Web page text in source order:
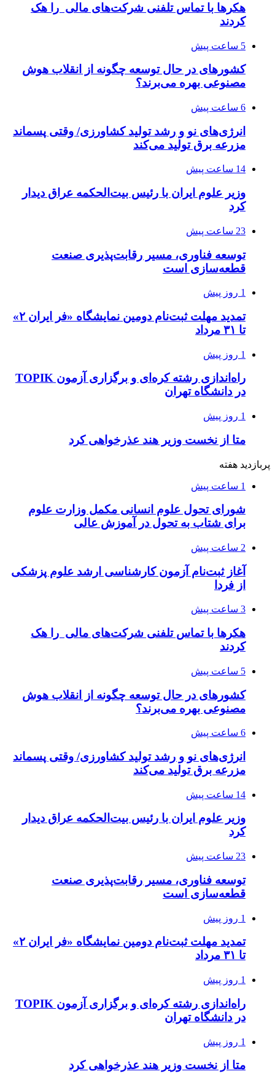
هکرها با تماس تلفنی شرکت‌های مالی را هک
کردند
5 ساعت پیش
کشورهای در حال توسعه چگونه از انقلاب هوش
مصنوعی بهره می‌برند؟
6 ساعت پیش
انرژی‌های نو و رشد تولید کشاورزی/ وقتی پسماند
مزرعه‌ برق تولید می‌کند
14 ساعت پیش
وزیر علوم ایران با رئیس بیت‌الحکمه عراق دیدار
کرد
23 ساعت پیش
توسعه فناوری، مسیر رقابت‌پذیری صنعت
قطعه‌سازی است
1 روز پیش
تمدید مهلت ثبت‌نام دومین نمایشگاه «فر ایران ۲»
تا ۳۱ مرداد
1 روز پیش
راه‌اندازی رشته کره‌ای و برگزاری آزمون TOPIK
در دانشگاه تهران
1 روز پیش
متا از نخست وزیر هند عذرخواهی کرد
پربازدید هفته
1 ساعت پیش
شورای تحول علوم انسانی مکمل وزارت علوم
برای شتاب به تحول در آموزش عالی
2 ساعت پیش
آغاز ثبت‌نام‌ آزمون کارشناسی ارشد علوم پزشکی
از فردا
3 ساعت پیش
هکرها با تماس تلفنی شرکت‌های مالی را هک
کردند
5 ساعت پیش
کشورهای در حال توسعه چگونه از انقلاب هوش
مصنوعی بهره می‌برند؟
6 ساعت پیش
انرژی‌های نو و رشد تولید کشاورزی/ وقتی پسماند
مزرعه‌ برق تولید می‌کند
14 ساعت پیش
وزیر علوم ایران با رئیس بیت‌الحکمه عراق دیدار
کرد
23 ساعت پیش
توسعه فناوری، مسیر رقابت‌پذیری صنعت
قطعه‌سازی است
1 روز پیش
تمدید مهلت ثبت‌نام دومین نمایشگاه «فر ایران ۲»
تا ۳۱ مرداد
1 روز پیش
راه‌اندازی رشته کره‌ای و برگزاری آزمون TOPIK
در دانشگاه تهران
1 روز پیش
متا از نخست وزیر هند عذرخواهی کرد